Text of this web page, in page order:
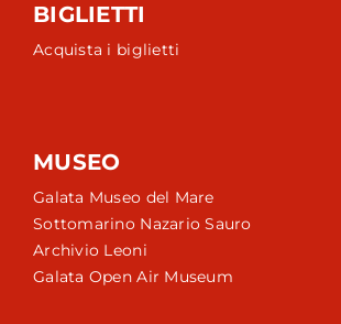
BIGLIETTI
Acquista i biglietti
MUSEO
Galata Museo del Mare
Sottomarino Nazario Sauro
Archivio Leoni
Galata Open Air Museum